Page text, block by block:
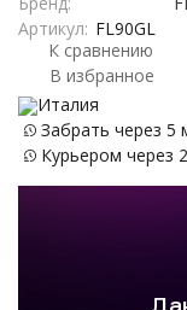
Артикул: FL90GL
К сравнению
В избранное
Италия
Забрать через 5
Курьером через